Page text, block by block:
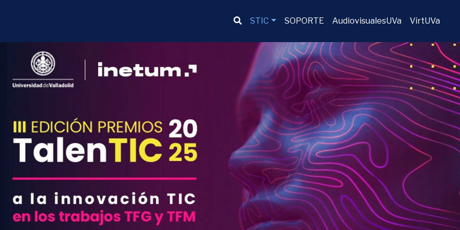
Buscador
STIC SOPORTE AudiovisualesUVa VirtUVa